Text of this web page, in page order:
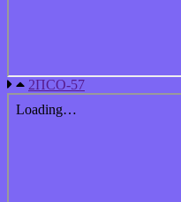
2ПСО-57